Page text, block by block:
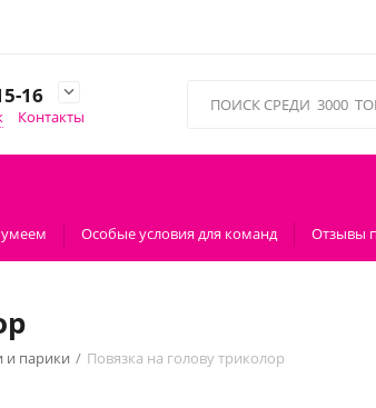
16

Контакты
Особые условия для команд Отзывы
парики / Повязка на голову триколор